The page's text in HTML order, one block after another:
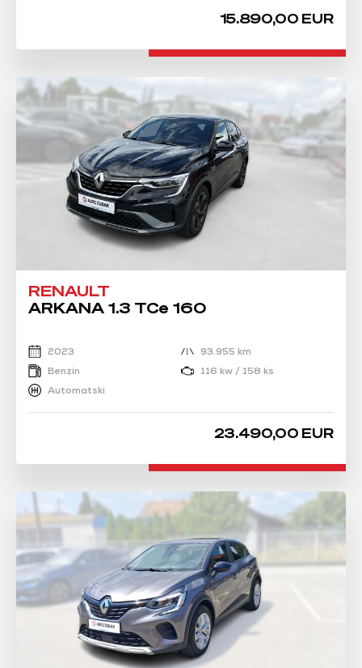
15.890,00 EUR
RENAULT
ARKANA 1.3 TCe 160
2023
93.955 km
Benzin
116 kw / 158 ks
Automatski
23.490,00 EUR